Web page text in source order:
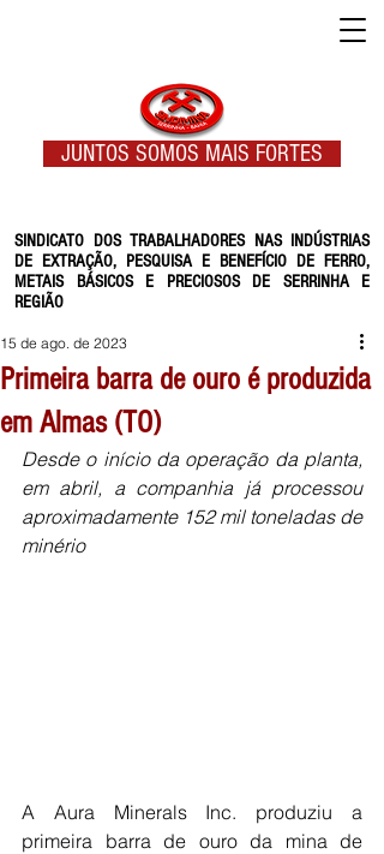
SINDICATO DOS TRABALHADORES NAS INDÚSTRIAS
DE EXTRAÇÃO, PESQUISA E BENEFÍCIO DE FERRO,
METAIS BÁSICOS E PRECIOSOS DE SERRINHA E
REGIÃO
JUNTOS SOMOS MAIS FORTES
Primeira barra de ouro é produzida
em Almas (TO)
15 de ago. de 2023
Desde o início da operação da planta,
em abril, a companhia já processou
aproximadamente 152 mil toneladas de
minério
A Aura Minerals Inc. produziu a
primeira barra de ouro da mina de